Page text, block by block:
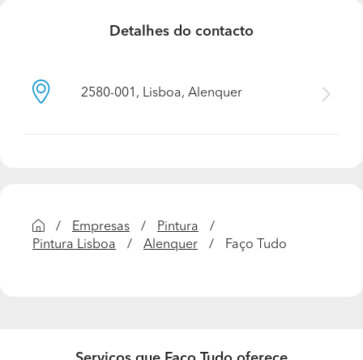
Detalhes do contacto
2580-001, Lisboa, Alenquer
Empresas
Pintura
Pintura Lisboa
Alenquer Faço Tudo